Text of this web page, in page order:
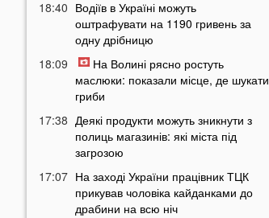
18:40 Водіїв в Україні можуть
оштрафувати на 1190 гривень за
одну дрібницю
18:09
На Волині рясно ростуть
маслюки: показали місце, де шукати
гриби
17:38 Деякі продукти можуть зникнути з
полиць магазинів: які міста під
загрозою
17:07 На заході України працівник ТЦК
прикував чоловіка кайданками до
драбини на всю ніч